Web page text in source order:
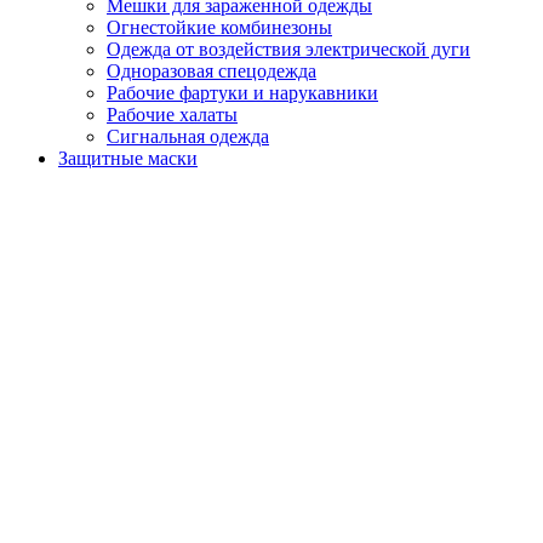
Мешки для зараженной одежды
Огнестойкие комбинезоны
Одежда от воздействия электрической дуги
Одноразовая спецодежда
Рабочие фартуки и нарукавники
Рабочие халаты
Сигнальная одежда
Защитные маски